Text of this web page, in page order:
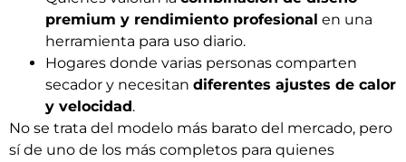
premium y rendimiento profesional en una
herramienta para uso diario.
Hogares donde varias personas comparten
secador y necesitan diferentes ajustes de calor
y velocidad.
No se trata del modelo más barato del mercado, pero
sí de uno de los más completos para quienes